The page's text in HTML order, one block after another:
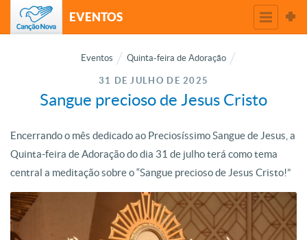
EVENTOS
Eventos Quinta-feira de Adoração
31 DE JULHO DE 2025
Sangue precioso de Jesus Cristo
Encerrando o mês dedicado ao Preciosíssimo Sangue de Jesus, a
Quinta-feira de Adoração do dia 31 de julho terá como tema
central a meditação sobre o “Sangue precioso de Jesus Cristo!”